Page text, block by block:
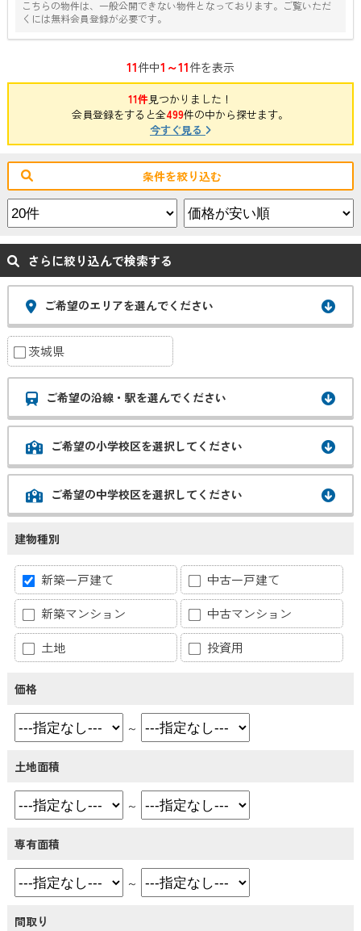
こちらの物件は、一般公開できない物件となっております。ご覧いただ
くには無料会員登録が必要です。
11件中1～11件を表示
11件見つかりました！
会員登録をすると全499件の中から探せます。
今すぐ見る
条件を絞り込む
さらに絞り込んで検索する
ご希望のエリアを選んでください
茨城県
ご希望の沿線・駅を選んでください
ご希望の小学校区を選択してください
ご希望の中学校区を選択してください
建物種別
新築一戸建て
中古一戸建て
新築マンション
中古マンション
土地
投資用
価格
～
土地面積
～
専有面積
～
間取り